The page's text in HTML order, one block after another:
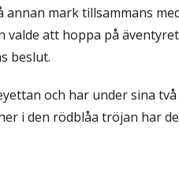
mark tillsammans
att hoppa på
beslut.
och har under sina
i den rödblåa tröjan har